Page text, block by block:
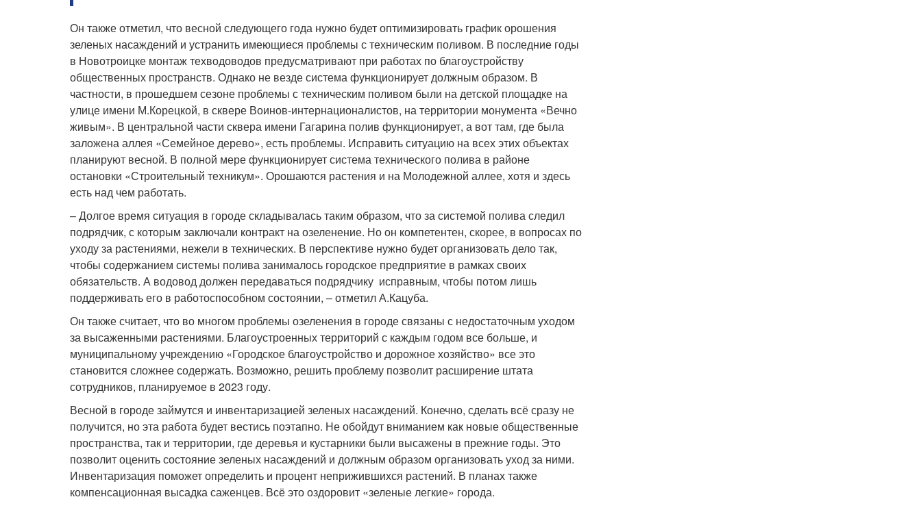
Он также отметил, что весной следующего года нужно будет оптимизировать график орошения
зеленых насаждений и устранить имеющиеся проблемы с техническим поливом. В последние годы
в Новотроицке монтаж техводоводов предусматривают при работах по благоустройству
общественных пространств. Однако не везде система функционирует должным образом. В
частности, в прошедшем сезоне проблемы с техническим поливом были на детской площадке на
улице имени М.Корецкой, в сквере Воинов-интернационалистов, на территории монумента «Вечно
живым». В центральной части сквера имени Гагарина полив функционирует, а вот там, где была
заложена аллея «Семейное дерево», есть проблемы. Исправить ситуацию на всех этих объектах
планируют весной. В полной мере функционирует система технического полива в районе
остановки «Строительный техникум». Орошаются растения и на Молодежной аллее, хотя и здесь
есть над чем работать.
– Долгое время ситуация в городе складывалась таким образом, что за системой полива следил
подрядчик, с которым заключали контракт на озеленение. Но он компетентен, скорее, в вопросах по
уходу за растениями, нежели в технических. В перспективе нужно будет организовать дело так,
чтобы содержанием системы полива занималось городское предприятие в рамках своих
обязательств. А водовод должен передаваться подрядчику исправным, чтобы потом лишь
поддерживать его в работоспособном состоянии, – отметил А.Кацуба.
Он также считает, что во многом проблемы озеленения в городе связаны с недостаточным уходом
за высаженными растениями. Благоустроенных территорий с каждым годом все больше, и
муниципальному учреждению «Городское благоустройство и дорожное хозяйство» все это
становится сложнее содержать. Возможно, решить проблему позволит расширение штата
сотрудников, планируемое в 2023 году.
Весной в городе займутся и инвентаризацией зеленых насаждений. Конечно, сделать всё сразу не
получится, но эта работа будет вестись поэтапно. Не обойдут вниманием как новые общественные
пространства, так и территории, где деревья и кустарники были высажены в прежние годы. Это
позволит оценить состояние зеленых насаждений и должным образом организовать уход за ними.
Инвентаризация поможет определить и процент неприжившихся растений. В планах также
компенсационная высадка саженцев. Всё это оздоровит «зеленые легкие» города.